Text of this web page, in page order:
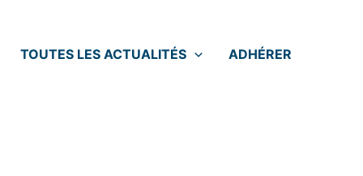
TOUTES LES ACTUALITÉS ADHÉRER